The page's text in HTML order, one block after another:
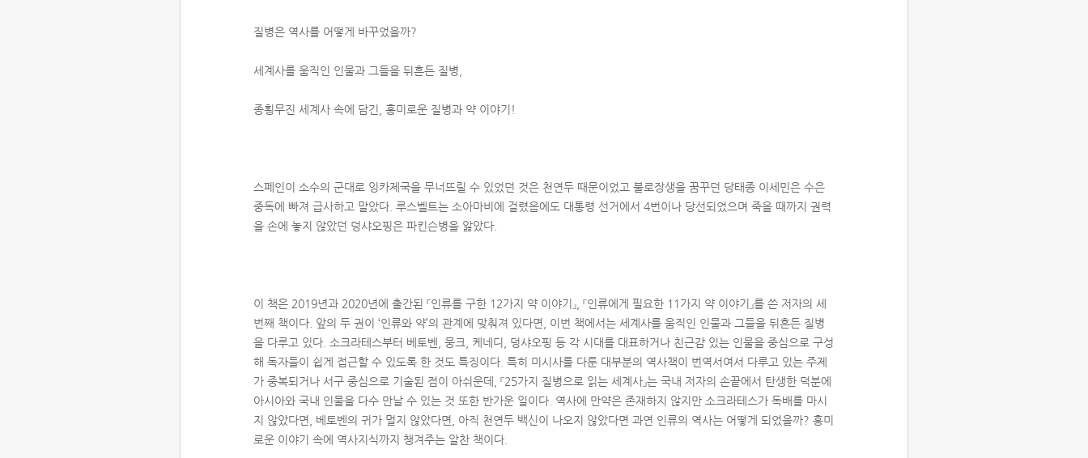
질병은 역사를 어떻게 바꾸었을까?
세계사를 움직인 인물과 그들을 뒤흔든 질병,
종횡무진 세계사 속에 담긴, 흥미로운 질병과 약 이야기!
스페인이 소수의 군대로 잉카제국을 무너뜨릴 수 있었던 것은 천연두 때문이었고 불로장생을 꿈꾸던 당태종 이세민은 수은
중독에 빠져 급사하고 말았다. 루스벨트는 소아마비에 걸렸음에도 대통령 선거에서 4번이나 당선되었으며 죽을 때까지 권력
을 손에 놓지 않았던 덩샤오핑은 파킨슨병을 앓았다.
이 책은 2019년과 2020년에 출간된 『인류를 구한 12가지 약 이야기』, 『인류에게 필요한 11가지 약 이야기』를 쓴 저자의 세
번째 책이다. 앞의 두 권이 ‘인류와 약’의 관계에 맞춰져 있다면, 이번 책에서는 세계사를 움직인 인물과 그들을 뒤흔든 질병
을 다루고 있다. 소크라테스부터 베토벤, 뭉크, 케네디, 덩샤오핑 등 각 시대를 대표하거나 친근감 있는 인물을 중심으로 구성
해 독자들이 쉽게 접근할 수 있도록 한 것도 특징이다. 특히 미시사를 다룬 대부분의 역사책이 번역서여서 다루고 있는 주제
가 중복되거나 서구 중심으로 기술된 점이 아쉬운데, 『25가지 질병으로 읽는 세계사』는 국내 저자의 손끝에서 탄생한 덕분에
아시아와 국내 인물을 다수 만날 수 있는 것 또한 반가운 일이다. 역사에 만약은 존재하지 않지만 소크라테스가 독배를 마시
지 않았다면, 베토벤의 귀가 멀지 않았다면, 아직 천연두 백신이 나오지 않았다면 과연 인류의 역사는 어떻게 되었을까? 흥미
로운 이야기 속에 역사지식까지 챙겨주는 알찬 책이다.